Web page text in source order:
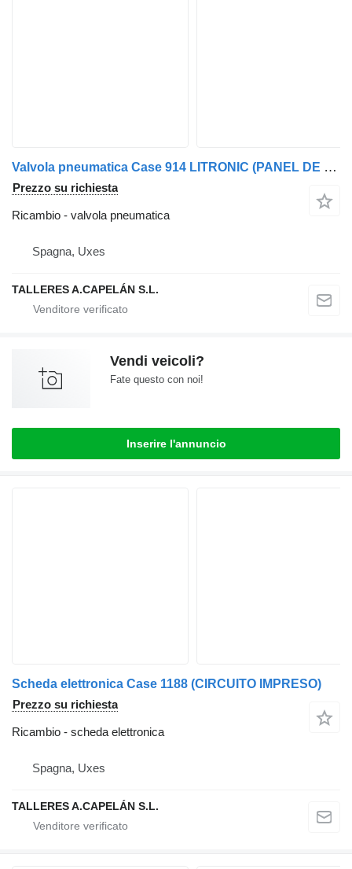
Valvola pneumatica Case 914 LITRONIC (PANEL DE CONTROL/ BOTONERA )
Prezzo su richiesta
Ricambio - valvola pneumatica
Spagna, Uxes
TALLERES A.CAPELÁN S.L.
Vendi veicoli?
Fate questo con noi!
Inserire l'annuncio
Scheda elettronica Case 1188 (CIRCUITO IMPRESO)
Prezzo su richiesta
Ricambio - scheda elettronica
Spagna, Uxes
TALLERES A.CAPELÁN S.L.